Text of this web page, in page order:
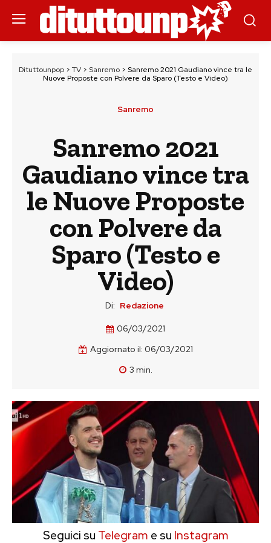
Dituttounpop > TV > Sanremo > Sanremo 2021 Gaudiano vince tra le
Nuove Proposte con Polvere da Sparo (Testo e Video)
Sanremo
Sanremo 2021
Gaudiano vince tra
le Nuove Proposte
con Polvere da
Sparo (Testo e
Video)
Di: Redazione
06/03/2021
Aggiornato il: 06/03/2021
3 min.
Seguici su Telegram e su Instagram